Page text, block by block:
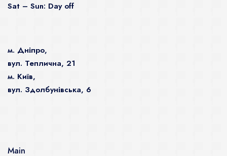
Sat – Sun: Day off
м. Дніпро,
вул. Теплична, 21
м. Київ,
вул. Здолбунівська, 6
Main